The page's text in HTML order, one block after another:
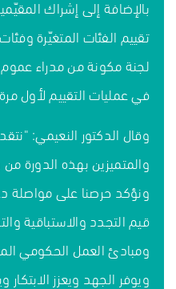
بالإضافة إلى إشراك
تقييم الفئات المتغيّرة
لجنة مكونة من مدراء
في عمليات التقييم لأول
وقال الدكتور النعيمي:
والمتميزين بهذه الدورة
ونؤكد حرصنا على مواصلة
قيم التجدد والاستباقية
ومبادئ العمل الحكومي
ويوفر الجهد ويعزز